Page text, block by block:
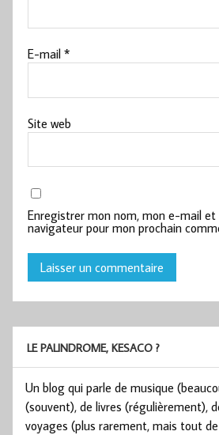
E-mail*
Site web
Enregistrer mon nom, mon e-mail et
navigateur pour mon prochain
LE PALINDROME, KESACO ?
Un blog qui parle de musique
(souvent), de livres (régulièrement),
voyages (plus rarement, mais tout